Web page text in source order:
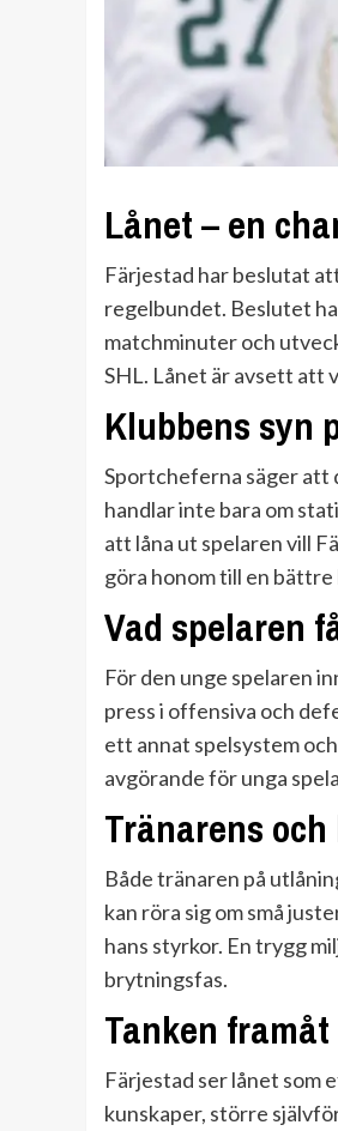
Lånet – en
Färjestad har beslutat
regelbundet. Beslutet
matchminuter och
SHL. Lånet är avsett att
Klubbens syn
Sportcheferna säger att
handlar inte bara om
att låna ut spelaren vill
göra honom till en
Vad spelaren
För den unge spelaren
press i offensiva och
ett annat spelsystem
avgörande för unga
Tränarens
Både tränaren på
kan röra sig om små
hans styrkor. En trygg
brytningsfas.
Tanken framåt
Färjestad ser lånet som
kunskaper, större